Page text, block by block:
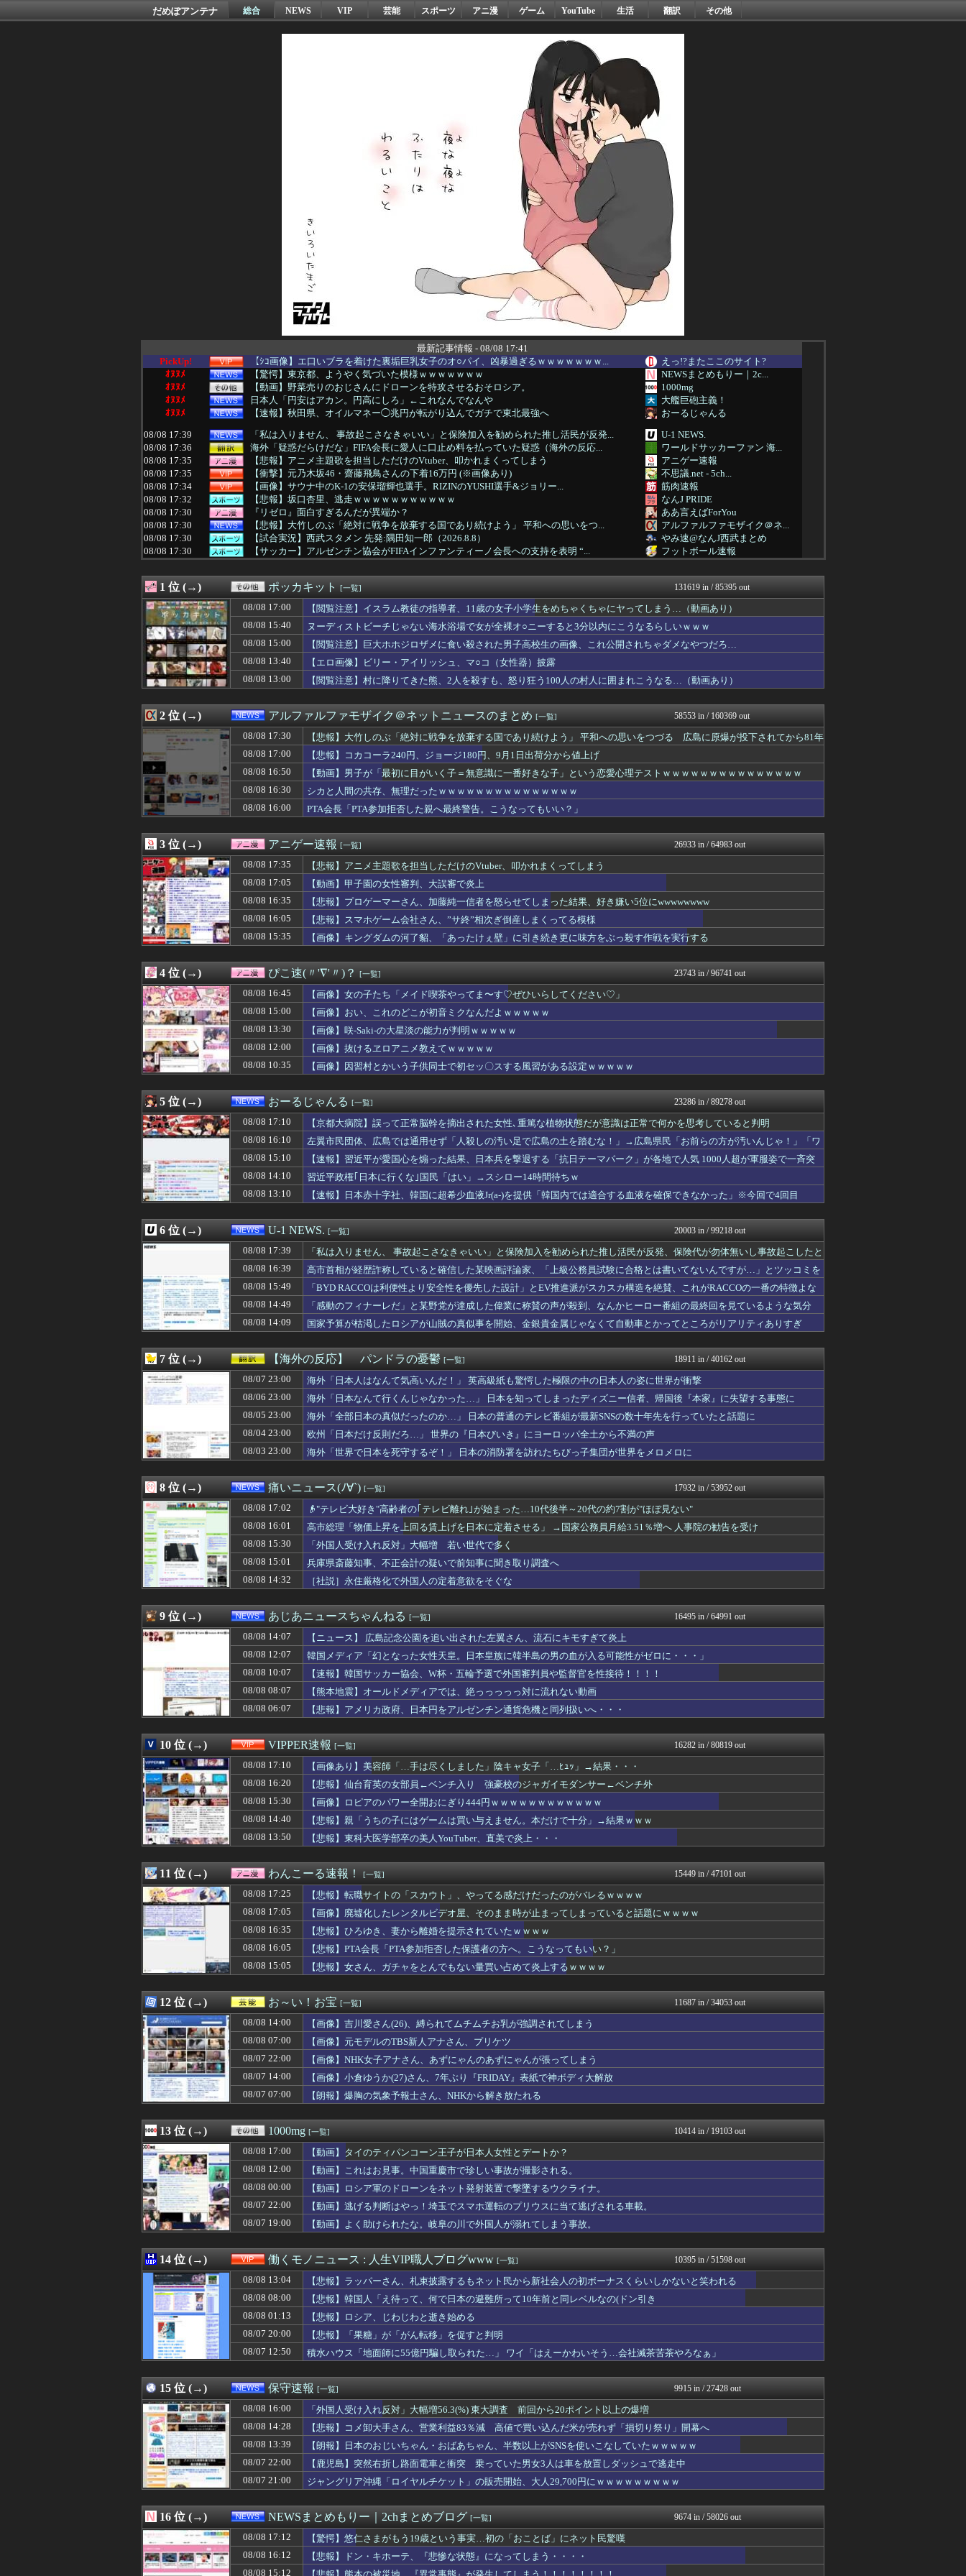
だめぽアンテナ 総合 NEWS VIP 芸能 スポーツ アニ漫 ゲーム YouTube 生活 翻訳 その他
最新記事情報 - 08/08 17:41
PickUp!
【ｼｺ画像】エ口いブラを着けた裏垢巨乳女子のオ○パイ、凶暴過ぎるｗｗｗｗｗｗｗ...
えっ!?またここのサイト?
ｵﾇﾇﾒ
【驚愕】東京都、ようやく気づいた模様ｗｗｗｗｗｗｗ
NEWSまとめもりー｜2c...
ｵﾇﾇﾒ
【動画】野菜売りのおじさんにドローンを特攻させるおそロシア。
1000mg
ｵﾇﾇﾒ
日本人「円安はアカン。円高にしろ」←これなんでなんや
大艦巨砲主義！
ｵﾇﾇﾒ
【速報】秋田県、オイルマネー◯兆円が転がり込んでガチで東北最強へ
おーるじゃんる
08/08 17:39
「私は入りません、 事故起こさなきゃいい」と保険加入を勧められた推し活民が反発...
U-1 NEWS.
08/08 17:36
海外「疑惑だらけだな」FIFA会長に愛人に口止め料を払っていた疑惑（海外の反応...
ワールドサッカーファン 海...
08/08 17:35
【悲報】アニメ主題歌を担当しただけのVtuber、叩かれまくってしまう
アニゲー速報
08/08 17:35
【衝撃】元乃木坂46・齋藤飛鳥さんの下着16万円 (※画像あり)
不思議.net - 5ch...
08/08 17:34
【画像】サウナ中のK‐1の安保瑠輝也選手。RIZINのYUSHI選手&ジョリー...
筋肉速報
08/08 17:32
【悲報】坂口杏里、逃走ｗｗｗｗｗｗｗｗｗｗｗ
なんJ PRIDE
08/08 17:30
『リゼロ』面白すぎるんだが異端か？
ああ言えばForYou
08/08 17:30
【悲報】大竹しのぶ「絶対に戦争を放棄する国であり続けよう」 平和への思いをつ...
アルファルファモザイク＠ネ...
08/08 17:30
【試合実況】西武スタメン 先発:隅田知一郎（2026.8.8）
やみ速@なんJ西武まとめ
08/08 17:30
【サッカー】アルゼンチン協会がFIFAインファンティーノ会長への支持を表明 “...
フットボール速報
08/08 17:29
嫁「旅行をキャンセルしたくないから手術の日を変えて」俺「いや、それおかしくない...
修羅場ハザード -復讐・D...
08/08 17:29
【試合実況】[2026/8/8]DeNAベイスターズ対広島カープ 18:00〜
ベイスターズ速報＠なんJ
08/08 17:29
【阪神スタメン】5(一)大山 6(左)ガルシア vs中日 2026/08/08
虎速
08/08 17:29
野田昇吾、5ヶ月ぶりの勝利で初の準優進出へ！！！！！
なんJ（まとめては）いかん...
08/08 17:28
声優でMリーガーの伊達朱里紗さん、結婚を発表！！！
ぐら速 -声優まとめ速報-
08/08 17:26
【画像】セブンイレブン、ついに神商品を販売
まとめたニュース
08/08 17:25
【驚愕】ﾋﾟﾝｻﾛで５分で出したら店長来て無事死亡ｗｗｗｗｗｗｗｗｗｗwww...
バズッター速報
08/08 17:25
【悲報】転職サイトの「スカウト」、やってる感だけだったのがバレるｗｗｗｗ
わんこーる速報！
08/08 17:25
韓国人「韓国サッカー協会関係者が『不適切接待は慣行だった』と衝撃発言！日韓ワー...
世界の憂鬱 海外・韓国の反...
08/08 17:24
【JT杯】斎藤慎太郎八段が伊藤匠二冠に勝ち、準決勝進出
2ch名人
08/08 17:22
【衝撃】テレビ大好き高齢者世代も「テレビ離れ」が始まる
かせまと！
08/08 17:18
【悲報】秋田県、オイルマネーが転がり込んでガチで東北最強へｗｗｗｗｗｗｗｗｗｗ
なんJクエスト
08/08 17:18
【朗報】高市政権、「四国新幹線」を史上初めて検討開始
なんJ PRIDE
08/08 17:18
【悲報】ナルト「娘の誕生日？せや影分身送ったろ！」←これｗｗｗ
08/08 17:15
【朗報】全盛期の香川真司、このメンツに混ざるほど凄かったｗｗｗｗｗ
【サッカー まとめ】サカラ...
08/08 17:15
単身赴任のはずの旦那の荷物が家を占領してる。単身赴任でほとんど帰らない癖に.....
鬼女の宅配便 - 修羅場・...
08/08 17:13
エネス・フリーダムとロイス・ホワイトが2027年WNBAドラフトへの参加を宣言
バスケまとめ・COM
08/08 17:12
【困惑】「世界の売春婦の数と割合」反論「そんなはずはない、日本は上位なはずだ」...
08/08 17:12
【驚愕】悠仁さまがもう19歳という事実…初の「おことば」にネット民驚嘆
NEWSまとめもりー｜2c...
08/08 17:10
【競馬】「デカすぎ」フォーエバーヤングが函館競馬場へ入厩 573キロ 矢作師「...
ウマ娘うまぴょい速報
08/08 17:10
【画像あり】美容師「…手は尽くしました」陰キャ女子「…ﾋｭｯ」→結果・・・
08/08 17:10
【速報】モーニング娘。'26新曲『YESかNOか私か』をハロコンで初披露ｷﾀ━...
℃-ute派なんday
08/08 17:10
【悲報】菊地姫奈ちゃん、LINE流出ｗｗｗｗｗｗｗｗｗｗｗｗ
08/08 17:10
【名探偵プリキュア】旅行コーデが可愛すぎると話題に
プリキュアのまとめ
08/08 17:10
【京都大病院】誤って正常脳幹を摘出された女性､重篤な植物状態だが意識は正常で何...
おーるじゃんる
08/08 17:09
【開幕】尾丸ポルカが挑む禁断のデスゲーム！？
トレンドの通り道
08/08 17:09
【悲報】欧州サッカーの順位、もう覆すことができないレベルで固定される
ぶる速-VIP
08/08 17:06
【画像】全ての太ももを過去にするフィギュアがこちらｗｗｗｗｗ
なんJクエスト
08/08 17:06
【悲報】伊集院光さん「カレーにじゃがいもはいらない」・・・・・・・・・
なんJクエスト
08/08 17:06
アラブ首長国連邦「秋田市に2兆円の超巨大データセンター建てるわ」
08/08 17:06
床屋さんごっこと言って母親の髪を切った友達が笑顔で「はい、次〇〇の番！」とハサ...
修羅場ライフ速報
08/08 17:05
【画像】「テニスの王子様」の手塚国光の零式サーブ、ガチで強すぎるｗｗｗｗ
08/08 17:05
【画像】廃墟化したレンタルビデオ屋、そのまま時が止まってしまっていると話題にｗ...
08/08 17:05
弁当屋「消費税減税しても値下げなんてしないよ」←これ！
08/08 17:05
【動画】甲子園の女性審判、大誤審で炎上
アニゲー速報
08/08 17:05
PlayStationのキャラクターたちは、みんなで海に行くそうですよ
08/08 17:03
ポイント残高への言いがかりを続ける女性客に警備員を呼ぶと伝えた。すると会計台を...
修羅の華-家庭・生活まとめ
08/08 17:03
日本の写真加工アプリ運営会社がステマで措置命令！←「知ってた」（海外の反応）
海外さんいらっしゃい 海外...
08/08 17:02
👴"テレビ大好き"高齢者の｢テレビ離れ｣が始まった…10代後半～20代の約7割...
痛いニュース(ﾉ∀`)
08/08 17:02
【画像】のんさん(31)のミニスカ生脚姿が意外とエロいと話題
いたしん！
にこ「ケーキを作ってきたんだけど」
えすえすログ
08/08 17:00
【悲報】コカコーラ240円、ジョージ180円、9月1日出荷分から値上げ
アルファルファモザイク＠ネ...
08/08 17:00
PTA会長「PTA参加拒否した親へ最終警告。こうなってもいい？」
08/08 17:00
【艦これ】E3-4はじめたけど画面の端から端まで行くんだな！
艦これ速報 艦隊これくしょ...
08/08 17:00
「宝くじの1番賢い買い方」←これｗｗｗｗｗ
投資ちゃんねる
08/08 17:00
【動画】タイのティパンコーン王子が日本人女性とデートか？
08/08 17:00
【ラブライブ】海未「人生ちょっとの勇気と情熱でしょう」【IF】
SS 森きのこ！
08/08 17:00
【悲報】競艇に8億6000万円つぎ込んだ税務署職員さん、3億3400万円しか回...
なんJクエスト
スパロボ信者「Vチューバーとかいうチー牛向けコンテンツが入ってくるのは許せない...
ゲーム実況者速報＠YouT...
08/08 17:00
冷やし中華めんどくさかったら、具材そのまま出してくれたら、 そのまま食べるから...
ほんわかMkⅡ
08/08 17:00
【ラブライブ！】LuckyFes'26は無料で配信見れるのか助かるな（8/9）
コンテンツ・声優 | ラブ...
08/08 17:00
初の日本代表で感情爆発「使わないんだったら呼ぶな！」 涙ながらに訴え「俺を何...
footballnet【サ...
08/08 17:00
五百城茉央、太ももが性的すぎんだろ・・・
乃木通 乃木坂46櫻坂46...
08/08 17:00
【遊戯王OCG情報】「古の秘儀」裁定
スターライト速報 -遊戯王...
08/08 17:00
外国人「なぜ未だに日本に移住したがる若者が多いんだ？私に見えない何かが見えてい...
ガラパゴスジャパン - 海...
08/08 17:00
安藤萌々アナ セクシーポーズ！！
08/08 17:00
【艦これ】E4甲モガ切って攻略中にモガ落ちたんだけどE5甲で使うために育てる価...
あ艦これ ～艦隊これくしょ...
08/08 17:00
【海外の反応】中国がAI開発の主導権を握りつつあるよな → 「どうせアメリカは...
Red4 海外の反応まとめ
08/08 17:00
韓国人「17億ウォンのマンション持ちも基礎年金受給対象？おかしいだろ！」政府の...
韓国ニュース反応まとめ
【閲覧注意】イスラム教徒の指導者、11歳の女子小学生をめちゃくちゃにヤってしま...
ポッカキット
08/08 17:00
チー牛がイキり出した時に着るブランドwww
08/08 17:00
ラスボス戦が好きなゲームは？
カンダタ速報
08/08 16:59
ファン付き作業着使用男性熱中症で死亡 スポーツドリンクやゼリー飲料持参も
資格ちゃんねる
08/08 16:58
【衝撃】一ノ瀬美空、地元の同級生の友達が地方局の新人アナウンサーwwwwww
乃木坂46まとめ 乃木りん...
08/08 16:58
ポール・スキーンズ(24) 9勝10敗 防御率3.96←こいつｗｗｗｗｗｗｗｗ...
08/08 16:57
私「彼氏に殴られました…」医者「どうして警察を呼ばなかったの？」→医師の厳しい...
素敵な鬼女様
08/08 16:55
日本赤十字社、韓国の緊急要請に応じ超希少血液「Jr(a-)」を提供＝韓国SNS...
国難にあってもの申す！！
08/08 16:54
【朗報】ダレノガレ明美さん、7種類の炊き出しと大量物資を積んで熊本へ・・・・・...
なんJクエスト
08/08 16:53
【悲報】ワイ、軽貨物ドライバーという職業を知る
08/08 16:52
日本人はBYDの軽EV「ラッコ」をどう見ているのか？…中国メディア！
08/08 16:50
令和8年8月8日 末広がり「888」の日に全国の婚姻窓口が大行列＆芸能人も結婚...
ラビット速報
08/08 16:50
娘が某アニメのキャラにハマって推し活してる。それを控えさせた方がいいのか塾の人...
かぞくちゃんねる
08/08 16:50
【海外の反応】スクーバルが古巣タイガースへの復帰を熱望【MLB】
ボールパーク速報 海外の反...
08/08 16:50
江口寿史が炎上を経て語る「自分の絵ごと、このジャンルはそろそろ終わりかな」
ゴールデンタイムズ
08/08 16:49
【画像】45歳女のビキニ水着姿wwwwwwwwwwwwwww
【悲報】ワイ、軽貨物ドライバーという職業を知ってしまう・・・・・・・・・
なんJクエスト
【朗報】ショートスリーパーの1日、めちゃくちゃ充実してる……これ革命やろｗ...
なんJ PRIDE
08/08 16:47
【画像】「魔」の略字ってなんであれだけ許されてるの？
08/08 16:47
【困惑】佐藤二朗、妻とのハグを報告「文〇砲より遥かに弱いノロケ砲をお見舞いする...
08/08 16:45
【画像】女の子たち「メイド喫茶やってま〜す♡ぜひいらしてください♡」
ぴこ速(〃'∇'〃)？
08/08 16:44
【朗報】ドジャースさん、佐々木朗希をものにしてしまうwwwwwwww
なんじぇいスタジアム＠なん...
08/08 16:41
【動画】役満ボディ・岡田紗佳(32)、渾身のあたシコダンスwwwwwww
mashlife通信
08/08 16:41
【衝撃】マツコ、バスタオルを「まあ、1週間…」使うと告白
ネギ速
08/08 16:40
ドイツ、熱中症で10,000人以上死亡、ほとんどが高齢者で若者は元気・・・
08/08 16:40
【悲報】ワンダンス作者「手書きでダンスアニメ描いてみました」←アニメの当てつけ...
08/08 16:40
久保史緒里ちゃんと内村さんがネットミーム化ｗ【元乃木坂46】
坂道情報通～乃木坂46まと...
08/08 16:39
義弟嫁「先生の資格あるなら子どもを教えて！」私「何度も言うけど無理です」→断っ...
08/08 16:39
”サ終” 相次ぐスマホゲーム、倒産も急増 過去最多ペースで推移 「当たれば一攫...
08/08 16:39
最近の若手社員は何故かコレを嫌がるらしい
おうち速報
08/08 16:39
高市首相が経歴詐称していると確信した某映画評論家、「上級公務員試験に合格とは書...
U-1 NEWS.
08/08 16:38
【悲報】ﾈｯﾄ民「正規ディーラーで車検を頼んだら担当整備士が「グエン」さんだっ...
政経ワロスまとめニュース♪
08/08 16:37
5号機の時って、面白いA+ART機がたくさんあって楽しかったよなｗｗｗ
パチンコ・パチスロ.com
08/08 16:36
【速報】長友が現役続投へ！J1初優勝のためFC東京と再契約
08/08 16:36
友人に引っ越し先を教えずにいたら「私とこの先一生会う気ないんだ」と泣かれた。な...
修羅場ライフ速報
08/08 16:35
【悲報】ひろゆき、妻から離婚を提示されていたｗｗｗｗ
わんこーる速報！
08/08 16:35
【悲報】プロゲーマーさん、加藤純一信者を怒らせてしまった結果、好き嫌い5位にw...
【悲報】高校生、残酷な「社会の縮図」を文化祭の出し物で学んでしまう⇒(動画あ...
私の地元は治安が悪く、弱いものいじめや犯罪を楽しみながら行うことが陽キャの条件...
08/08 16:34
【朗報】冨安健洋、クリスタルパレス加入決定！背番号17で鎌田大地と同僚に
ネギ速
08/08 16:33
道路に飛び出してきた子供を避けたら対向車と正面衝突した。その子の親が警察に「子...
修羅の華-家庭・生活まとめ
08/08 16:32
【動画】パチンコ店の女店員さん、パンツが見えそうな危ない仕事ｗｗｗｗ
いたしん！
08/08 16:31
【悲報】ヒコロヒー コンビニで割引おにぎりは〝絶対買わない〟理由で炎上ｗｗｗ
08/08 16:31
蓮舫議員「蓮舫だから叩いていい、との報道に何度も向き合ってきました。悔しくても...
08/08 16:31
【ウマ娘】レース後半のこの動き、スティルの挙動がやばすぎる。
ウマ娘まとめ速報うまろぐ
08/08 16:31
開示請求が届いた…
気団談
08/08 16:30
ホームレスの数、20年ちょいで90％減少・・・・・
08/08 16:30
『The Duskbloods』ネットワークテストに沢山のご応募をいただき誠に...
08/08 16:30
文字が全ての鍵を握る、シン・テキストアドベンチャー『文字遊戯』PS5版が8/2...
PlaySphere | ...
08/08 16:29
不義の子を妊娠したコトメが出戻り。ウトメ「この子はあなたたちの子として育てて」...
修羅場ハザード -復讐・D...
08/08 16:29
【朗報】原作者・尾田栄一郎「ワンピヒロインズ娘に見せたら反応良っ！！女心掴みま...
漫画まとめ速報
08/08 16:29
軽自動車に”軽油”を入れちゃ絶対ダメ～！ セルフスタンドで後を絶たない「誤給油...
08/08 16:29
【巨人対ヤクルト18回戦】巨人・浦田、3回裏1アウト満塁から2点タイムリー！浦...
08/08 16:28
【悲報】ワンピースの原作者、尾田栄一郎先生51歳「あ、切り込む？笑」
ネギ速
08/08 16:26
山口ホームラン狙いすぎて悪い癖出ちゃってない？
まとめロッテ！
08/08 16:25
ヘンタイがいたんだけど兄貴じゃないよね
08/08 16:25
ああ…ついに20年目でビルトインガスコンロの火がつかなくなった
08/08 16:25
【画像】Jリーグ開幕戦が史上最多来場者数！2試合の試合結果が同じスコアにwww...
サカサカ10【サッカーまと...
08/08 16:25
【悲報】生挿入にビビってる女多すぎだろｗｗｗｗｗｗｗｗｗｗwwww
バズッター速報
08/08 16:25
チェンソーマン2部のこのキャラ何だったの…？ 何を伝えたいキャラだったの…？
ゲーム魔人
08/08 16:25
当然4強もだろ 〜 日本人主審も該当か 韓国サッカー協会、外国人審判に性接待疑...
反日愚国 恨寓瘻
08/08 16:24
【ジエンゴ】巨人、3回裏1アウト満塁から竹丸が押し出し四球を選びリードを3点に...
なんじぇいスタジアム＠なん...
08/08 16:22
【悲報】韓国サッカー協会に性接待疑惑、「Jリーグの審判を統括する人物」も含まれ...
08/08 16:21
MDL｢秋葉原店オープン記念！キーボード900台･マウス100台無料でプレゼン...
理想ちゃんねる
08/08 16:20
【悲報】仙台育英の女部員←ベンチ入り 強豪校のジャガイモダンサー←ベンチ外
VIPPER速報
08/08 16:19
【エヴァンゲリオン】ロボ道「エヴァンゲリオン弐号機（TVシリーズVer.）」ア...
08/08 16:19
大谷ドジャースがサヨナラ負けで7連敗！←「佐々木朗希には感謝」「このチームは呪...
海外の反応スポーツ
08/08 16:18
【衝撃】移民さんの価値、発表されるｗｗｗｗｗ(※画像あり)
NEWSぽけまとめーる
08/08 16:16
【悲報】米卸・木徳神糧、経常利益が前年同期比84.1％減に ネギ速
1 位 (→) ポッカキット [一覧] 131619 in / 85395 out
08/08 17:00
【閲覧注意】イスラム教徒の指導者、11歳の女子小学生をめちゃくちゃにヤってしまう…（動画あり）
08/08 15:40
ヌーディストビーチじゃない海水浴場で女が全裸オ○ニーすると3分以内にこうなるらしいｗｗｗ
08/08 15:00
【閲覧注意】巨大ホホジロザメに食い殺された男子高校生の画像、これ公開されちゃダメなやつだろ…
08/08 13:40
【エロ画像】ビリー・アイリッシュ、マ○コ（女性器）披露
08/08 13:00
【閲覧注意】村に降りてきた熊、2人を殺すも、怒り狂う100人の村人に囲まれこうなる…（動画あり）
2 位 (→) アルファルファモザイク＠ネットニュースのまとめ [一覧] 58553 in / 160369 out
08/08 17:30
【悲報】大竹しのぶ「絶対に戦争を放棄する国であり続けよう」 平和への思いをつづる 広島に原爆が投下されてから81年
08/08 17:00
【悲報】コカコーラ240円、ジョージ180円、9月1日出荷分から値上げ
08/08 16:50
【動画】男子が「最初に目がいく子＝無意識に一番好きな子」という恋愛心理テストｗｗｗｗｗｗｗｗｗｗｗｗｗｗｗ
【Pickup07093031】
08/08 16:30
シカと人間の共存、無理だったｗｗｗｗｗｗｗｗｗｗｗｗｗｗｗ
08/08 16:00
PTA会長「PTA参加拒否した親へ最終警告。こうなってもいい？」
3 位 (→) アニゲー速報 [一覧] 26933 in / 64983 out
08/08 17:35
【悲報】アニメ主題歌を担当しただけのVtuber、叩かれまくってしまう
08/08 17:05
【動画】甲子園の女性審判、大誤審で炎上
08/08 16:35
【悲報】プロゲーマーさん、加藤純一信者を怒らせてしまった結果、好き嫌い5位にwwwwwwww
08/08 16:05
【悲報】スマホゲーム会社さん、”サ終”相次ぎ倒産しまくってる模様
08/08 15:35
【画像】キングダムの河了貂、「あったけぇ壁」に引き続き更に味方をぶっ殺す作戦を実行する
4 位 (→) ぴこ速(〃'∇'〃)？ [一覧] 23743 in / 96741 out
08/08 16:45
【画像】女の子たち「メイド喫茶やってま〜す♡ぜひいらしてください♡」
08/08 15:00
【画像】おい、これのどこが初音ミクなんだよｗｗｗｗｗ
08/08 13:30
【画像】咲-Saki-の大星淡の能力が判明ｗｗｗｗｗ
08/08 12:00
【画像】抜けるヱロアニメ教えてｗｗｗｗｗ
08/08 10:35
【画像】因習村とかいう子供同士で初セッ〇スする風習がある設定ｗｗｗｗｗ
5 位 (→) おーるじゃんる [一覧] 23286 in / 89278 out
08/08 17:10
【京都大病院】誤って正常脳幹を摘出された女性､重篤な植物状態だが意識は正常で何かを思考していると判明
08/08 16:10
左翼市民団体、広島では通用せず「人殺しの汚い足で広島の土を踏むな！」→広島県民「お前らの方が汚いんじゃ！」「ワ
シらが広島県民じゃ」
08/08 15:10
【速報】習近平が愛国心を煽った結果、日本兵を撃退する「抗日テーマパーク」が各地で人気 1000人超が軍服姿で一斉突
撃！
08/08 14:10
習近平政権｢日本に行くな｣国民「はい」→スシロー14時間待ちｗ
08/08 13:10
【速報】日本赤十字社、韓国に超希少血液Jr(a-)を提供「韓国内では適合する血液を確保できなかった」※今回で4回目
6 位 (→) U-1 NEWS. [一覧] 20003 in / 99218 out
08/08 17:39
「私は入りません、 事故起こさなきゃいい」と保険加入を勧められた推し活民が反発、保険代が勿体無いし事故起こしたと
して……
08/08 16:39
高市首相が経歴詐称していると確信した某映画評論家、「上級公務員試験に合格とは書いてないんですが…」とツッコミを
受けまくり……
08/08 15:49
「BYD RACCOは利便性より安全性を優先した設計」とEV推進派がスカスカ構造を絶賛、これがRACCOの一番の特徴よな
08/08 14:49
「感動のフィナーレだ」と某野党が達成した偉業に称賛の声が殺到、なんかヒーロー番組の最終回を見ているような気分
に……
08/08 14:09
国家予算が枯渇したロシアが山賊の真似事を開始、金銀貴金属じゃなくて自動車とかってところがリアリティありすぎ
7 位 (→) 【海外の反応】 パンドラの憂鬱 [一覧] 18911 in / 40162 out
08/07 23:00
海外「日本人はなんて気高いんだ！」 英高級紙も驚愕した極限の中の日本人の姿に世界が衝撃
08/06 23:00
海外「日本なんて行くんじゃなかった…」 日本を知ってしまったディズニー信者、帰国後『本家』に失望する事態に
08/05 23:00
海外「全部日本の真似だったのか…」 日本の普通のテレビ番組が最新SNSの数十年先を行っていたと話題に
08/04 23:00
欧州「日本だけ反則だろ…」 世界の『日本びいき』にヨーロッパ全土から不満の声
08/03 23:00
海外「世界で日本を死守するぞ！」 日本の消防署を訪れたちびっ子集団が世界をメロメロに
8 位 (→) 痛いニュース(ﾉ∀`) [一覧] 17932 in / 53952 out
08/08 17:02
👴"テレビ大好き"高齢者の｢テレビ離れ｣が始まった…10代後半～20代の約7割が"ほぼ見ない"
08/08 16:01
高市総理「物価上昇を上回る賃上げを日本に定着させる」 →国家公務員月給3.51％増へ 人事院の勧告を受け
08/08 15:30
「外国人受け入れ反対」大幅増 若い世代で多く
08/08 15:01
兵庫県斎藤知事、不正会計の疑いで前知事に聞き取り調査へ
08/08 14:32
［社説］永住厳格化で外国人の定着意欲をそぐな
9 位 (→) あじあニュースちゃんねる [一覧] 16495 in / 64991 out
08/08 14:07
【ニュース】 広島記念公園を追い出された左翼さん、流石にキモすぎて炎上
08/08 12:07
韓国メディア「幻となった女性天皇。日本皇族に韓半島の男の血が入る可能性がゼロに・・・」
08/08 10:07
【速報】韓国サッカー協会、W杯・五輪予選で外国審判員や監督官を性接待！！！！
08/08 08:07
【熊本地震】オールドメディアでは、絶っっっっっ対に流れない動画
08/08 06:07
【悲報】アメリカ政府、日本円をアルゼンチン通貨危機と同列扱いへ・・・
10 位 (→) VIPPER速報 [一覧] 16282 in / 80819 out
08/08 17:10
【画像あり】美容師「…手は尽くしました」陰キャ女子「…ﾋｭｯ」→結果・・・
08/08 16:20
【悲報】仙台育英の女部員←ベンチ入り 強豪校のジャガイモダンサー←ベンチ外
08/08 15:30
【画像】ロピアのパワー全開おにぎり444円ｗｗｗｗｗｗｗｗｗｗｗｗ
08/08 14:40
【悲報】親「うちの子にはゲームは買い与えません。本だけで十分」→結果ｗｗｗ
08/08 13:50
【悲報】東科大医学部卒の美人YouTuber、直美で炎上・・・
11 位 (→) わんこーる速報！ [一覧] 15449 in / 47101 out
08/08 17:25
【悲報】転職サイトの「スカウト」、やってる感だけだったのがバレるｗｗｗｗ
08/08 17:05
【画像】廃墟化したレンタルビデオ屋、そのまま時が止まってしまっていると話題にｗｗｗｗ
08/08 16:35
【悲報】ひろゆき、妻から離婚を提示されていたｗｗｗｗ
08/08 16:05
【悲報】PTA会長「PTA参加拒否した保護者の方へ。こうなってもいい？」
08/08 15:05
【悲報】女さん、ガチャをとんでもない量買い占めて炎上するｗｗｗｗ
12 位 (→) お～い！お宝 [一覧] 11687 in / 34053 out
08/08 14:00
【画像】吉川愛さん(26)、縛られてムチムチお乳が強調されてしまう
08/08 07:00
【画像】元モデルのTBS新人アナさん、プリケツ
08/07 22:00
【画像】NHK女子アナさん、あずにゃんのあずにゃんが張ってしまう
08/07 14:00
【画像】小倉ゆうか(27)さん、7年ぶり『FRIDAY』表紙で神ボディ大解放
08/07 07:00
【朗報】爆胸の気象予報士さん、NHKから解き放たれる
13 位 (→) 1000mg [一覧] 10414 in / 19103 out
08/08 17:00
【動画】タイのティパンコーン王子が日本人女性とデートか？
08/08 12:00
【動画】これはお見事。中国重慶市で珍しい事故が撮影される。
08/08 00:00
【動画】ロシア軍のドローンをネット発射装置で撃墜するウクライナ。
08/07 22:00
【動画】逃げる判断はやっ！埼玉でスマホ運転のプリウスに当て逃げされる車載。
08/07 19:00
【動画】よく助けられたな。岐阜の川で外国人が溺れてしまう事故。
14 位 (→) 働くモノニュース : 人生VIP職人ブログwww [一覧] 10395 in / 51598 out
08/08 13:04
【悲報】ラッパーさん、札束披露するもネット民から新社会人の初ボーナスくらいしかないと笑われる
08/08 08:00
【悲報】韓国人「え待って、何で日本の避難所って10年前と同レベルなの(ドン引き
08/08 01:13
【悲報】ロシア、じわじわと逝き始める
08/07 20:00
【悲報】「果糖」が「がん転移」を促すと判明
08/07 12:50
積水ハウス「地面師に55億円騙し取られた…」 ワイ「はえーかわいそう…会社滅茶苦茶やろなぁ」
15 位 (→) 保守速報 [一覧] 9915 in / 27428 out
08/08 16:00
「外国人受け入れ反対」大幅増56.3(%) 東大調査 前回から20ポイント以上の爆増
08/08 14:28
【悲報】コメ卸大手さん、営業利益83％減 高値で買い込んだ米が売れず「損切り祭り」開幕へ
08/08 13:39
【朗報】日本のおじいちゃん・おばあちゃん、半数以上がSNSを使いこなしていたｗｗｗｗｗ
08/07 22:00
【鹿児島】突然右折し路面電車と衝突 乗っていた男女3人は車を放置しダッシュで逃走中
08/07 21:00
ジャングリア沖縄「ロイヤルチケット」の販売開始、大人29,700円にｗｗｗｗｗｗｗｗｗ
16 位 (→) NEWSまとめもりー｜2chまとめブログ [一覧] 9674 in / 58026 out
08/08 17:12
【驚愕】悠仁さまがもう19歳という事実…初の「おことば」にネット民驚嘆
08/08 16:12
【悲報】ドン・キホーテ、『悲惨な状態』になってしまう・・・・
08/08 15:12